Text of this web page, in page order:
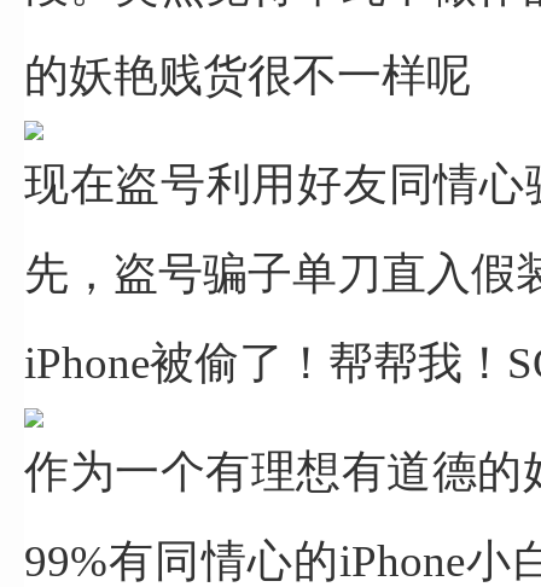
的妖艳贱货很不一样呢
现在盗号利用好友同情
先，盗号骗子单刀直入假
iPhone被偷了！帮帮我！
作为一个有理想有道德的
99%有同情心的iPhone小